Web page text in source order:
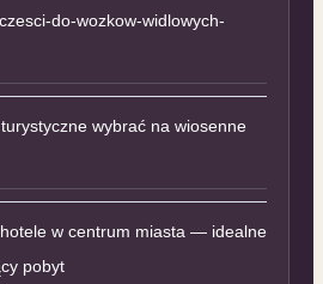
do-wozkow-widlowych-
wybrać na wiosenne
w centrum miasta — idealne
pobyt